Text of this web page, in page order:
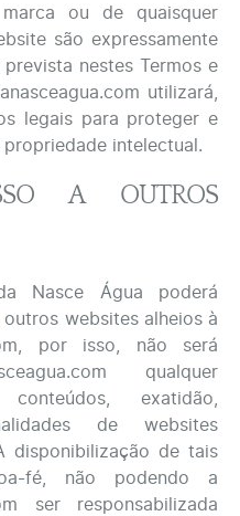
ou de quaisquer
são expressamente
nestes Termos e
utilizará,
legais para proteger e
intelectual.
A OUTROS
Nasce Água poderá
websites alheios à
por isso, não será
qualquer
exatidão,
de websites
disponibilização de tais
fé, não podendo a
ser responsabilizada